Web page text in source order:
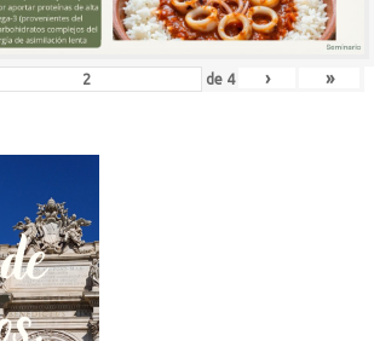
de 4 › »